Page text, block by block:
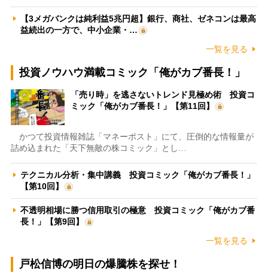
【3メガバンクは純利益5兆円超】銀行、商社、ゼネコンは最高
益続出の一方で、中小企業・…
一覧を見る
投資ノウハウ満載コミック「俺がカブ番長！」
「売り時」を逃さないトレンド見極め術 投資コ
ミック「俺がカブ番長！」【第11回】
かつて投資情報雑誌「マネーポスト」にて、圧倒的な情報量が
詰め込まれた「天下無敵の株コミック」とし…
テクニカル分析・集中講義 投資コミック「俺がカブ番長！」
【第10回】
不透明相場に勝つ信用取引の極意 投資コミック「俺がカブ番
長！」【第9回】
一覧を見る
戸松信博の明日の爆騰株を探せ！